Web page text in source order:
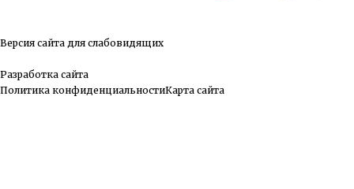
Версия сайта для слабовидящих
Разработка сайта
Политика конфиденциальностиКарта сайта